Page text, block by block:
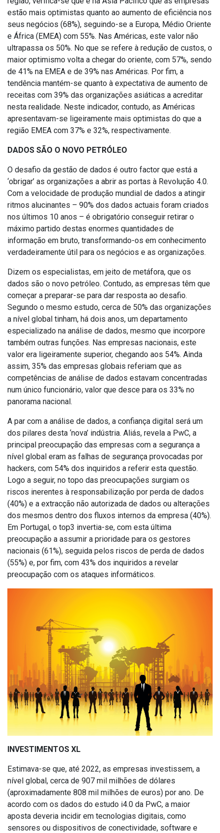
estão mais optimistas quanto ao aumento de eficiência nos
seus negócios (68%), seguindo-se a Europa, Médio Oriente
e África (EMEA) com 55%. Nas Américas, este valor não
ultrapassa os 50%. No que se refere à redução de custos, o
maior optimismo volta a chegar do oriente, com 57%, sendo
de 41% na EMEA e de 39% nas Américas. Por fim, a
tendência mantém-se quanto à expectativa de aumento de
receitas com 39% das organizações asiáticas a acreditar
nesta realidade. Neste indicador, contudo, as Américas
apresentavam-se ligeiramente mais optimistas do que a
região EMEA com 37% e 32%, respectivamente.
DADOS SÃO O NOVO PETRÓLEO
O desafio da gestão de dados é outro factor que está a
‘obrigar’ as organizações a abrir as portas à Revolução 4.0.
Com a velocidade de produção mundial de dados a atingir
ritmos alucinantes – 90% dos dados actuais foram criados
nos últimos 10 anos – é obrigatório conseguir retirar o
máximo partido destas enormes quantidades de
informação em bruto, transformando-os em conhecimento
verdadeiramente útil para os negócios e as organizações.
Dizem os especialistas, em jeito de metáfora, que os
dados são o novo petróleo. Contudo, as empresas têm que
começar a preparar-se para dar resposta ao desafio.
Segundo o mesmo estudo, cerca de 50% das organizações
a nível global tinham, há dois anos, um departamento
especializado na análise de dados, mesmo que incorpore
também outras funções. Nas empresas nacionais, este
valor era ligeiramente superior, chegando aos 54%. Ainda
assim, 35% das empresas globais referiam que as
competências de análise de dados estavam concentradas
num único funcionário, valor que desce para os 33% no
panorama nacional.
A par com a análise de dados, a confiança digital será um
dos pilares desta ‘nova’ indústria. Aliás, revela a PwC, a
principal preocupação das empresas com a segurança a
nível global eram as falhas de segurança provocadas por
hackers, com 54% dos inquiridos a referir esta questão.
Logo a seguir, no topo das preocupações surgiam os
riscos inerentes à responsabilização por perda de dados
(40%) e a extracção não autorizada de dados ou alterações
dos mesmos dentro dos fluxos internos da empresa (40%).
Em Portugal, o top3 invertia-se, com esta última
preocupação a assumir a prioridade para os gestores
nacionais (61%), seguida pelos riscos de perda de dados
(55%) e, por fim, com 43% dos inquiridos a revelar
preocupação com os ataques informáticos.
INVESTIMENTOS XL
Estimava-se que, até 2022, as empresas investissem, a
nível global, cerca de 907 mil milhões de dólares
(aproximadamente 808 mil milhões de euros) por ano. De
acordo com os dados do estudo i4.0 da PwC, a maior
aposta deveria incidir em tecnologias digitais, como
sensores ou dispositivos de conectividade, software e